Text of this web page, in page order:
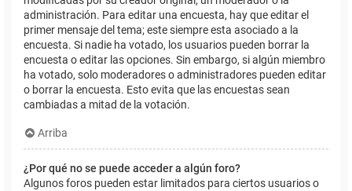
administración. Para editar una encuesta, hay que editar el
primer mensaje del tema; este siempre esta asociado a la
encuesta. Si nadie ha votado, los usuarios pueden borrar la
encuesta o editar las opciones. Sin embargo, si algún miembro
ha votado, solo moderadores o administradores pueden editar
o borrar la encuesta. Esto evita que las encuestas sean
cambiadas a mitad de la votación.
Arriba
¿Por qué no se puede acceder a algún foro?
Algunos foros pueden estar limitados para ciertos usuarios o